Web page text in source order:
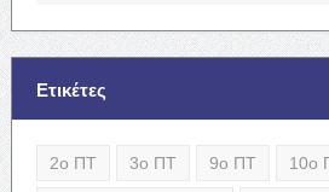
Ετικέτες
2ο ΠΤ 3ο ΠΤ 9ο ΠΤ 10ο